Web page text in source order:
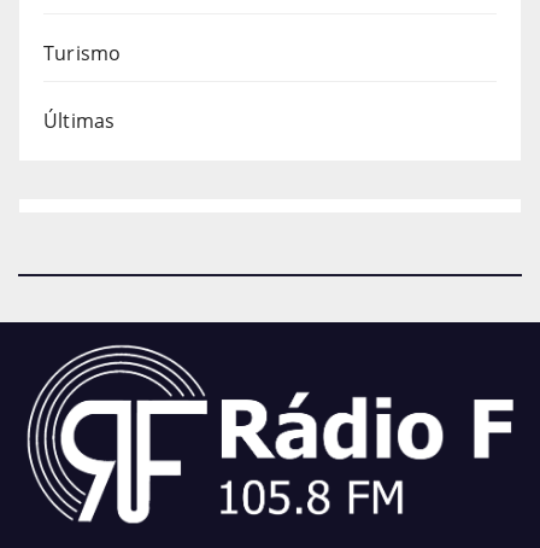
Turismo
Últimas